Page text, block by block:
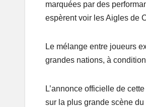
marquées par des
espèrent voir les Aigles de
Le mélange entre joueurs
grandes nations, à
L’annonce officielle de
sur la plus grande scène